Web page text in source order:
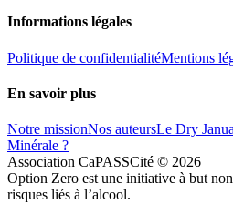
Informations légales
Politique de confidentialitéMentions
En savoir plus
Notre missionNos auteursLe Dry
Minérale ?
Association CaPASSCité © 2026
Option Zero est une initiative à but
risques liés à l’alcool.